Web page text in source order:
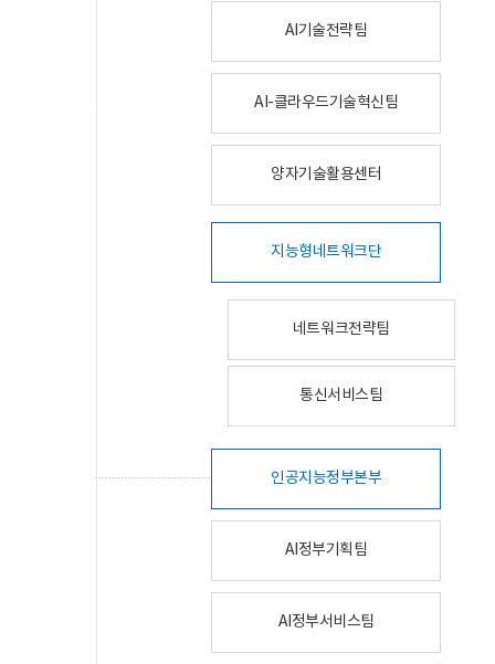
AI기술전략팀
AI-클라우드기술혁신팀
양자기술활용센터
지능형네트워크단
네트워크전략팀
통신서비스팀
인공지능정부본부
AI정부기획팀
AI정부서비스팀